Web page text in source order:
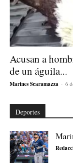
Acusan a
de un águila...
Marines Scaramazza - 6
Deportes